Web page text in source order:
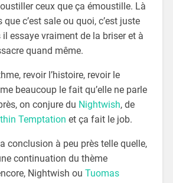
ceux que ça émoustille. Là
que c’est sale ou quoi, c’est juste
essaye vraiment de la briser et à
quand même.
revoir l’histoire, revoir le
beaucoup le fait qu’elle ne parle
on conjure du Nightwish, de
Temptation et ça fait le job.
conclusion à peu près telle quelle,
continuation du thème
Nightwish ou Tuomas